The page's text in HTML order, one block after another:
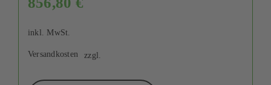
inkl. MwSt.
zzgl.
Versandkosten